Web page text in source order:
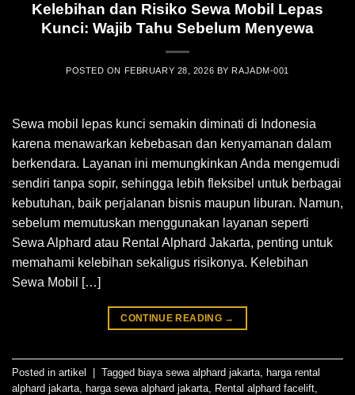
Kelebihan dan Risiko Sewa Mobil Lepas
Kunci: Wajib Tahu Sebelum Menyewa
POSTED ON FEBRUARY 28, 2026 BY RAJADM-001
Sewa mobil lepas kunci semakin diminati di Indonesia
karena menawarkan kebebasan dan kenyamanan dalam
berkendara. Layanan ini memungkinkan Anda mengemudi
sendiri tanpa sopir, sehingga lebih fleksibel untuk berbagai
kebutuhan, baik perjalanan bisnis maupun liburan. Namun,
sebelum memutuskan menggunakan layanan seperti
Sewa Alphard atau Rental Alphard Jakarta, penting untuk
memahami kelebihan sekaligus risikonya. Kelebihan
Sewa Mobil […]
CONTINUE READING →
Posted in artikel | Tagged biaya sewa alphard jakarta harga rental
alphard jakarta harga sewa alphard jakarta Rental alphard facelift